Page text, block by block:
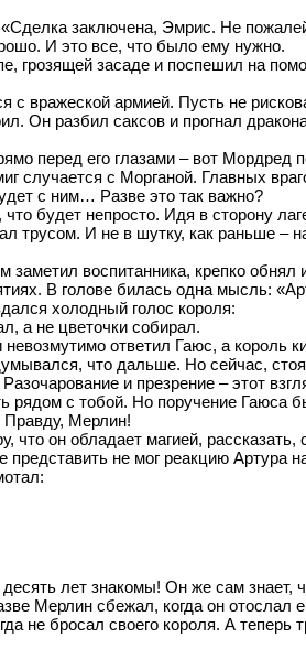
заключена, Эмрис. Не
И это все, что было ему нужно.
грозящей засаде и поспешил на
с вражеской армией. Пусть не
Он разбил саксов и прогнал
перед его глазами – вот
случается с Морганой. Главных
с ним… Разве это так важно?
будет непросто. Идя в сторону
трусом. И не в шутку, как раньше –
воспитанника, крепко
В голове билась одна мысль:
холодный голос короля:
а не цветочки собирал.
ответил Гаюс, а король
что дальше. Но сейчас,
и презрение – этот
с тобой. Но поручение Гаюса
Правду, Мерлин!
что он обладает магией,
представить не мог реакцию
лет знакомы! Он же сам знает,
Мерлин сбежал, когда он
не бросал своего короля. А теперь